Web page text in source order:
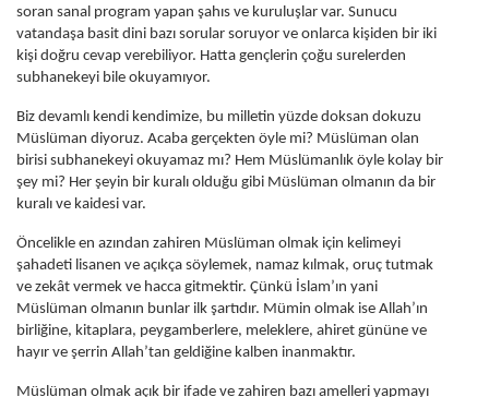
soran sanal program yapan şahıs ve kuruluşlar var. Sunucu
vatandaşa basit dini bazı sorular soruyor ve onlarca kişiden bir iki
kişi doğru cevap verebiliyor. Hatta gençlerin çoğu surelerden
subhanekeyi bile okuyamıyor.
Biz devamlı kendi kendimize, bu milletin yüzde doksan dokuzu
Müslüman diyoruz. Acaba gerçekten öyle mi? Müslüman olan
birisi subhanekeyi okuyamaz mı? Hem Müslümanlık öyle kolay bir
şey mi? Her şeyin bir kuralı olduğu gibi Müslüman olmanın da bir
kuralı ve kaidesi var.
Öncelikle en azından zahiren Müslüman olmak için kelimeyi
şahadeti lisanen ve açıkça söylemek, namaz kılmak, oruç tutmak
ve zekât vermek ve hacca gitmektir. Çünkü İslam’ın yani
Müslüman olmanın bunlar ilk şartıdır. Mümin olmak ise Allah’ın
birliğine, kitaplara, peygamberlere, meleklere, ahiret gününe ve
hayır ve şerrin Allah’tan geldiğine kalben inanmaktır.
Müslüman olmak açık bir ifade ve zahiren bazı amelleri yapmayı